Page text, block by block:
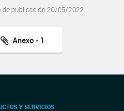
de publicación 20/05/2022
Anexo - 1
Y SERVICIOS